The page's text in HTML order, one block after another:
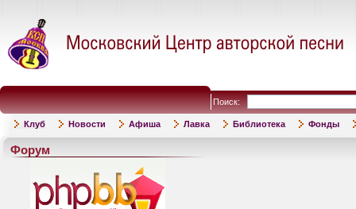
Поиск:
Клуб Новости Афиша Лавка Библиотека Фонды
Форум